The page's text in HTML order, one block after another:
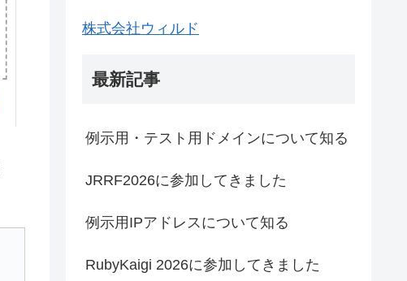
株式会社ウィルド
最新記事
例示用・テスト用ドメインについて知る
JRRF2026に参加してきました
例示用IPアドレスについて知る
RubyKaigi 2026に参加してきました